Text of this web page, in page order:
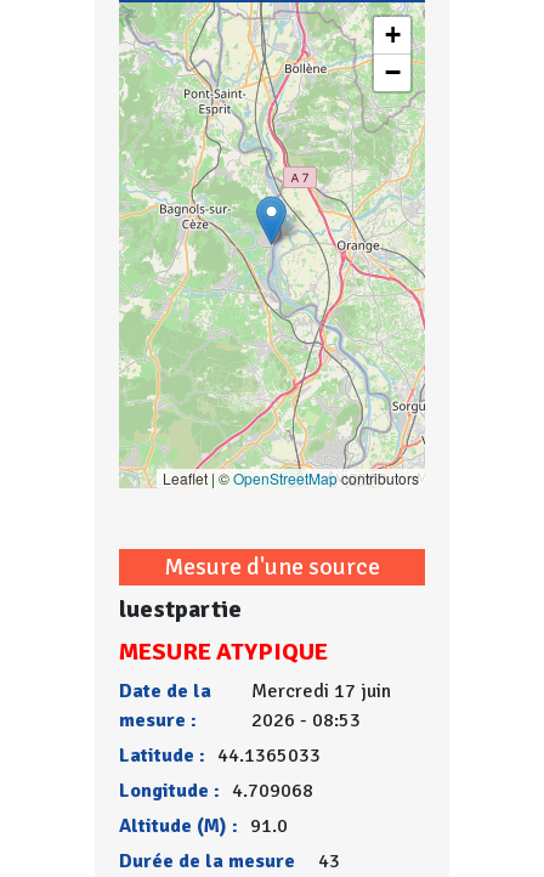
+
−
Leaflet | ©OpenStreetMapcontributors
Mesure d'une source
luestpartie
MESURE ATYPIQUE
Date de la
mesure :
Mercredi 17 juin
2026 - 08:53
Latitude : 44.1365033
Longitude : 4.709068
Altitude (M) : 91.0
Durée de la mesure
43